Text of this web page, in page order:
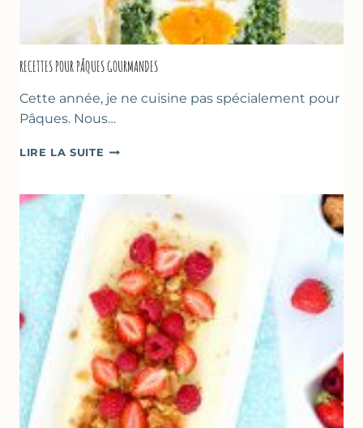
RECETTES POUR PÂQUES GOURMANDES
Cette année, je ne cuisine pas spécialement pour
Pâques. Nous…
LIRE LA SUITE RECETTES
GOURMANDES